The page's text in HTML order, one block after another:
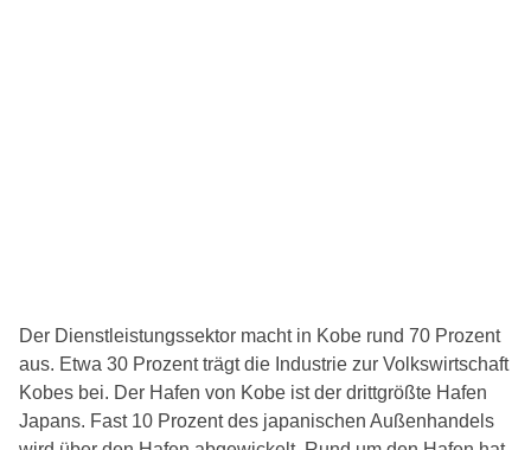
Der Dienstleistungssektor macht in Kobe rund 70 Prozent
aus. Etwa 30 Prozent trägt die Industrie zur Volkswirtschaft
Kobes bei. Der Hafen von Kobe ist der drittgrößte Hafen
Japans. Fast 10 Prozent des japanischen Außenhandels